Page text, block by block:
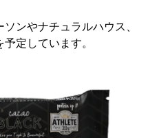
ンやナチュラルハウス、
定しています。